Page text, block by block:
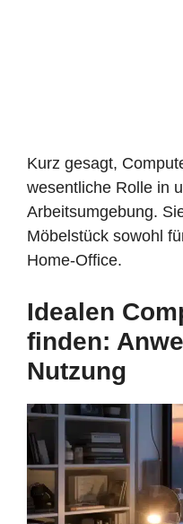
Kurz gesagt,
wesentliche Rolle in
Arbeitsumgebung.
Möbelstück sowohl
Home-Office.
Idealen
finden:
Nutzung